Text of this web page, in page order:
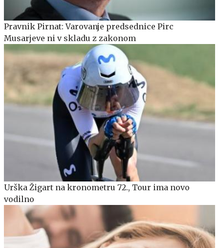
Pravnik Pirnat: Varovanje predsednice Pirc
Musarjeve ni v skladu z zakonom
Urška Žigart na kronometru 72., Tour ima novo
vodilno